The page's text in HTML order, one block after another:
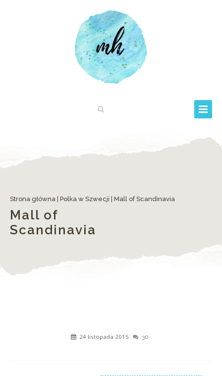
Strona główna Polka w Szwecji Mall of Scandinavia
Mall of
Scandinavia
24 listopada 2015 30